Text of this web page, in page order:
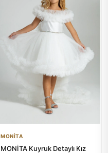
MONİTA
MONİTA Kuyruk Detaylı Kız